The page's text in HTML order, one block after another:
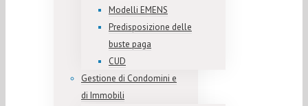
Modelli EMENS
Predisposizione delle
buste paga
CUD
Gestione di Condomini e
di Immobili